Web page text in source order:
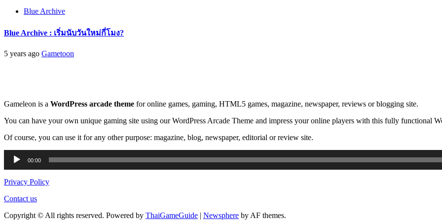
Blue Archive
Blue Archive : เริ่มนับวันใหม่กี่โมง?
5 years ago Gametoon
Gameleon is a WordPress arcade theme for online games, gaming, HTML5 games, magazine, newspaper, reviews or blogging site.
You can have your own unique gaming site using our WordPress Arcade Theme and impress your online players with this fully functional
Of course, you can use it for any other purpose: magazine, blog, newspaper, editorial or review site.
Audio
Player
00:00
Privacy Policy
Contact us
Copyright © All rights reserved. Powered by ThaiGameGuide | Newsphere by AF themes.